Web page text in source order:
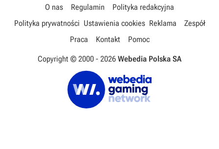
O nas Regulamin
Polityka redakcyjna
Polityka prywatności Ustawienia cookies Reklama
Zespół
Praca
Kontakt Pomoc
Copyright © 2000 - 2026 Webedia Polska SA